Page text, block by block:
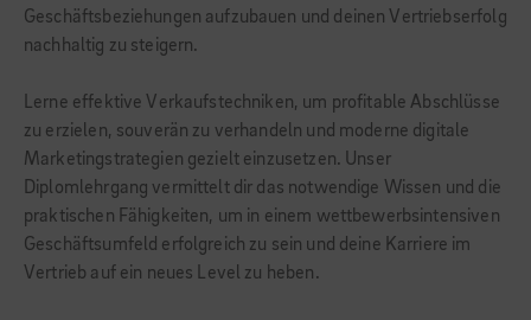
Geschäftsbeziehungen aufzubauen und deinen Vertriebserfolg
nachhaltig zu steigern.
Lerne effektive Verkaufstechniken, um profitable Abschlüsse
zu erzielen, souverän zu verhandeln und moderne digitale
Marketingstrategien gezielt einzusetzen. Unser
Diplomlehrgang vermittelt dir das notwendige Wissen und die
praktischen Fähigkeiten, um in einem wettbewerbsintensiven
Geschäftsumfeld erfolgreich zu sein und deine Karriere im
Vertrieb auf ein neues Level zu heben.